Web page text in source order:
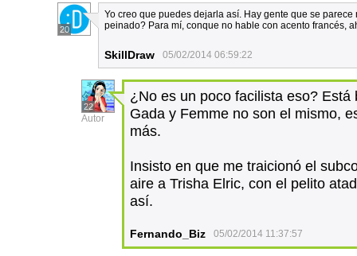
20
Yo creo que puedes dejarla así. Hay gente que se
peinado? Para mí, conque no hable con acento francés,
SkillDraw 05/02/2014 06:59:22
22
Autor
¿No es un poco facilista eso?
Gada y Femme no son el mismo,
más.
Insisto en que me traicionó el
aire a Trisha Elric, con el pelito
así.
Fernando_Biz 05/02/2014 11:37:57